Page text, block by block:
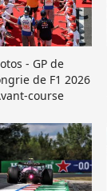
- GP de
de F1 2026
course